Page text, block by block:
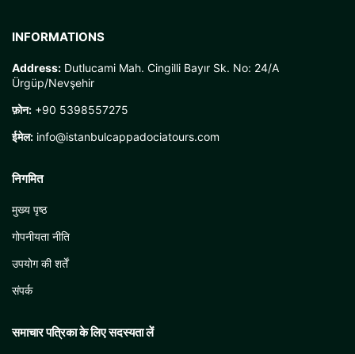
INFORMATIONS
Address: Dutlucami Mah. Cingilli Bayır Sk. No: 24/A
Ürgüp/Nevşehir
फ़ोन: +90 5398557275
ईमेल: info@istanbulcappadociatours.com
निगमित
मुख्य पृष्ठ
गोपनीयता नीति
उपयोग की शर्तें
संपर्क
समाचार पत्रिका के लिए सदस्यता लें